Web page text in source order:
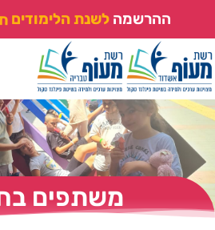
ההרשמה לשנת הלימודים
משתפים